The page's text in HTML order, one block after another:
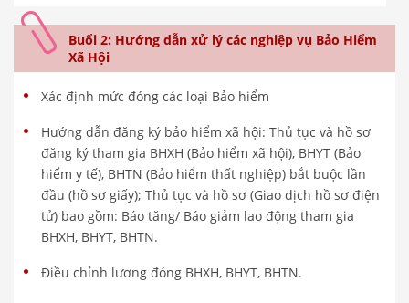
Buổi 2: Hướng dẫn xử lý các nghiệp vụ Bảo Hiểm
Xã Hội
Xác định mức đóng các loại Bảo hiểm
Hướng dẫn đăng ký bảo hiểm xã hội: Thủ tục và hồ sơ
đăng ký tham gia BHXH (Bảo hiểm xã hội), BHYT (Bảo
hiểm y tế), BHTN (Bảo hiểm thất nghiệp) bắt buộc lần
đầu (hồ sơ giấy); Thủ tục và hồ sơ (Giao dịch hồ sơ điện
tử) bao gồm: Báo tăng/ Báo giảm lao động tham gia
BHXH, BHYT, BHTN.
Điều chỉnh lương đóng BHXH, BHYT, BHTN.